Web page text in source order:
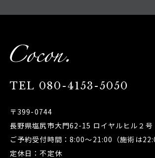
TEL 080-4153-5050
〒399-0744
長野県塩尻市大門62-15 ロイヤルヒル２号
ご予約受付時間：8:00～21:00（施術は
定休日：不定休